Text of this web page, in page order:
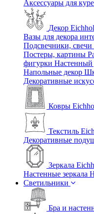
Аксессуары для
Декор
Вазы для декора
Подсвечники, свечи
Постеры, картины
фигурки Настенный
Напольные декор
Декоративные
Ковры
Текстиль
Декоративные
Зеркала
Настенные зеркала
Светильники
Бра и